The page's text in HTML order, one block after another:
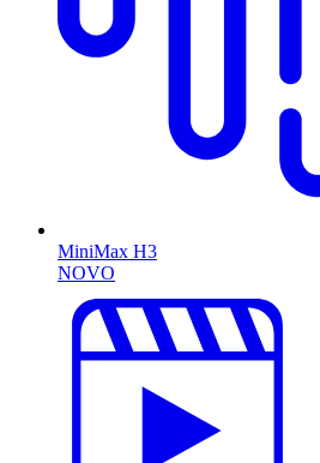
MiniMax H3
NOVO